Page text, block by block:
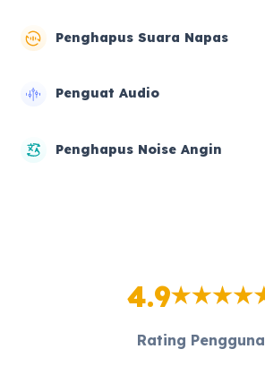
Penghapus Suara Napas
Penguat Audio
Penghapus Noise Angin
4.9
Rating Pengguna